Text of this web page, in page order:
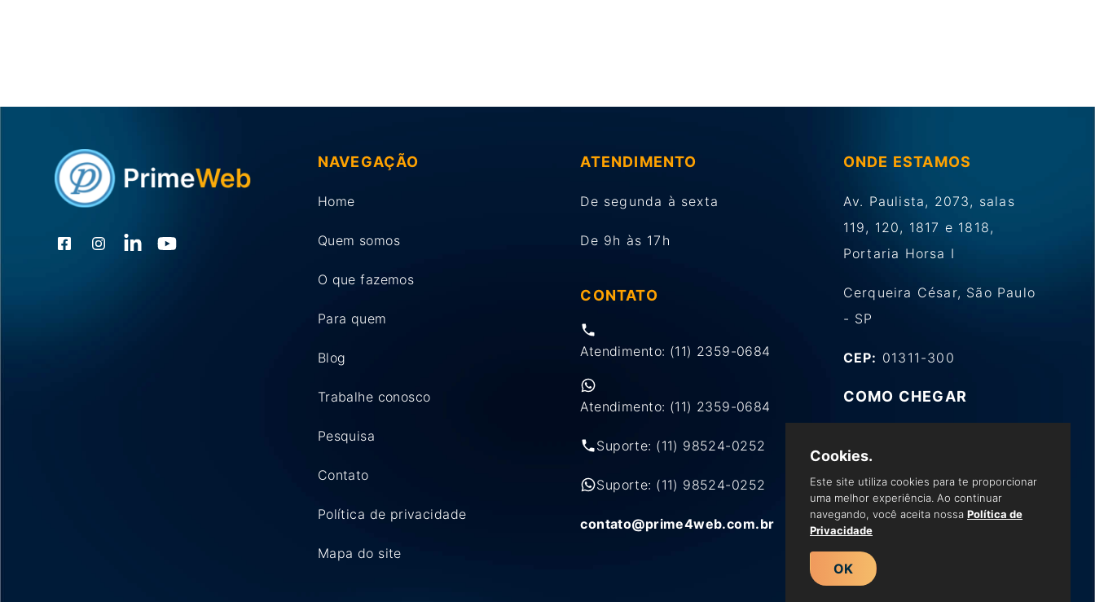
NAVEGAÇÃO
Home
Quem somos
O que fazemos
Para quem
Blog
Trabalhe conosco
Pesquisa
Contato
Política de privacidade
Mapa do site
ATENDIMENTO
De segunda à sexta
De 9h às 17h
CONTATO
Atendimento: (11) 2359-0684
Atendimento: (11) 2359-0684
Suporte: (11) 98524-0252
Suporte: (11) 98524-0252
contato@prime4web.com.br
ONDE ESTAMOS
Av. Paulista, 2073, salas
119, 120, 1817 e 1818,
Portaria Horsa I
Cerqueira César, São Paulo
- SP
CEP: 01311-300
COMO CHEGAR
Cookies.
Este site utiliza cookies para te proporcionar
uma melhor experiência. Ao continuar
navegando, você aceita nossa Política de
Privacidade
OK